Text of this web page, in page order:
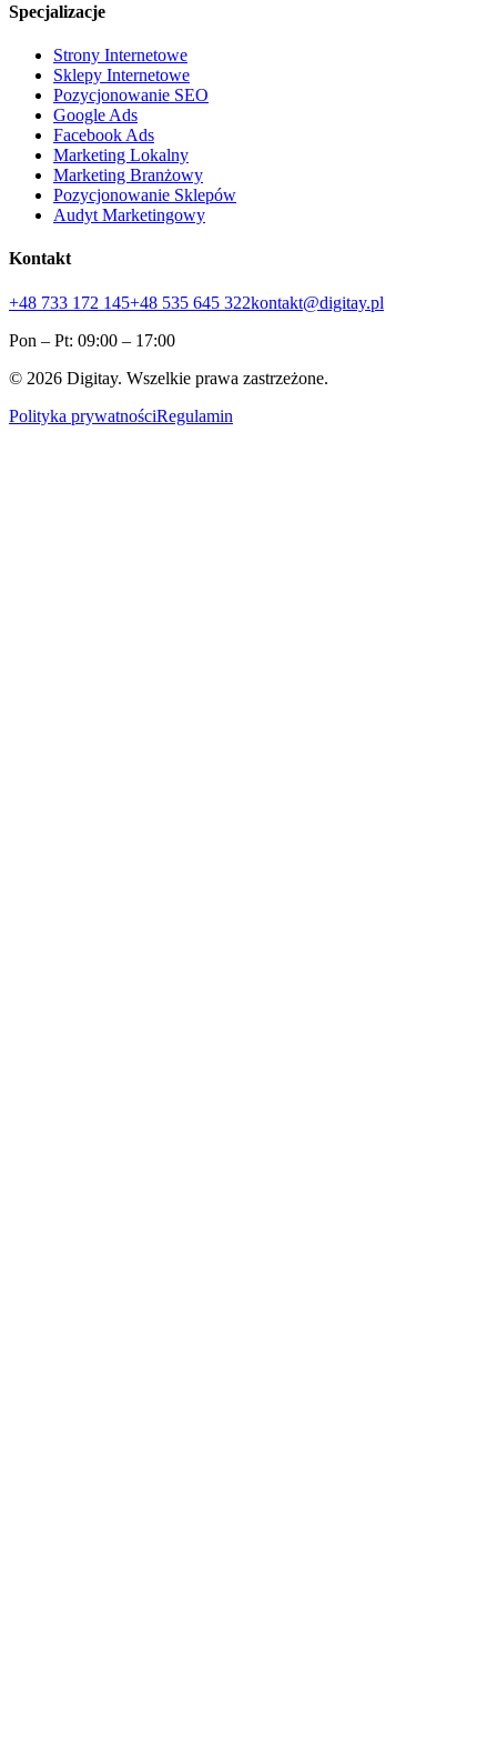
Specjalizacje
Strony Internetowe
Sklepy Internetowe
Pozycjonowanie SEO
Google Ads
Facebook Ads
Marketing Lokalny
Marketing Branżowy
Pozycjonowanie Sklepów
Audyt Marketingowy
Kontakt
+48 733 172 145+48 535 645 322kontakt@digitay.pl
Pon – Pt: 09:00 – 17:00
© 2026 Digitay. Wszelkie prawa zastrzeżone.
Polityka prywatnościRegulamin